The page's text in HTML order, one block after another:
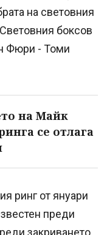
на световния
боксов
Фюри - Томи
на Майк
се отлага
ринг от януари
преди